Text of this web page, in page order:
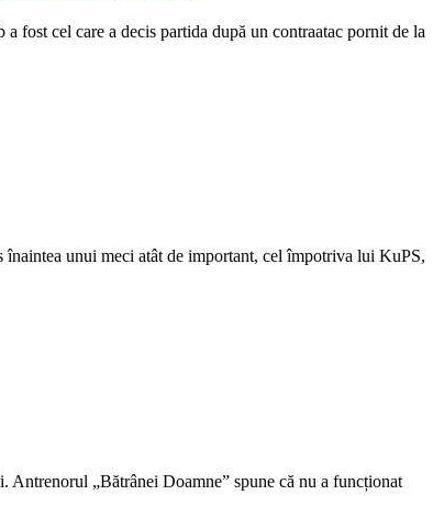
fost cel care a decis partida după un contraatac pornit de la
unui meci atât de important, cel împotriva lui KuPS,
„Bătrânei Doamne” spune că nu a funcționat